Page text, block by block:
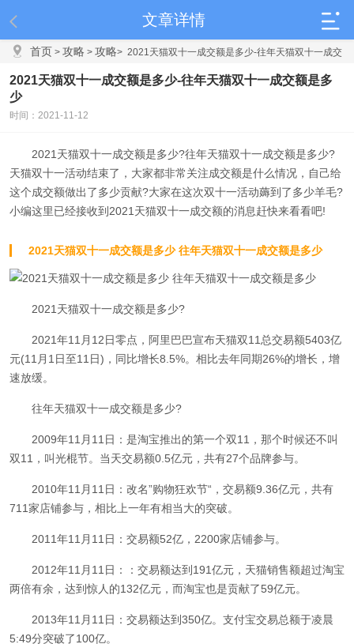
文章详情
首页 > 攻略 > 攻略> 2021天猫双十一成交额是多少-往年天猫双十一成交
2021天猫双十一成交额是多少-往年天猫双十一成交额是多
少
时间：2021-11-12
2021天猫双十一成交额是多少?往年天猫双十一成交额是多少?
天猫双十一活动结束了，大家都非常关注成交额是什么情况，自己给
这个成交额做出了多少贡献?大家在这次双十一活动薅到了多少羊毛?
小编这里已经接收到2021天猫双十一成交额的消息赶快来看看吧!
2021天猫双十一成交额是多少 往年天猫双十一成交额是多少
2021天猫双十一成交额是多少?
2021年11月12日零点，阿里巴巴宣布天猫双11总交易额5403亿
元(11月1日至11日)，同比增长8.5%。相比去年同期26%的增长，增
速放缓。
往年天猫双十一成交额是多少?
2009年11月11日：是淘宝推出的第一个双11，那个时候还不叫
双11，叫光棍节。当天交易额0.5亿元，共有27个品牌参与。
2010年11月11日：改名”购物狂欢节“，交易额9.36亿元，共有
711家店铺参与，相比上一年有相当大的突破。
2011年11月11日：交易额52亿，2200家店铺参与。
2012年11月11日：：交易额达到191亿元，天猫销售额超过淘宝
两倍有余，达到惊人的132亿元，而淘宝也是贡献了59亿元。
2013年11月11日：交易额达到350亿。支付宝交易总额于凌晨
5:49分突破了100亿。